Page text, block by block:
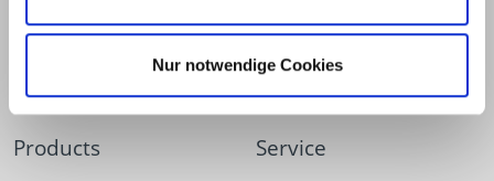
Nur notwendige Cookies
Products Service